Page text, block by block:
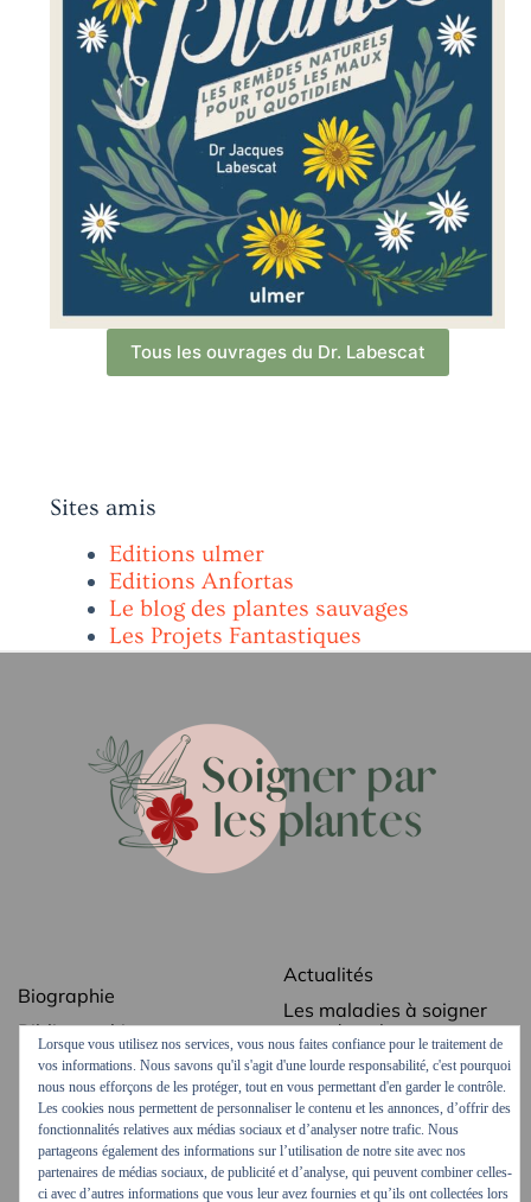
Tous les ouvrages du Dr. Labescat
Sites amis
Editions ulmer
Editions Anfortas
Le blog des plantes sauvages
Les Projets Fantastiques
Biographie
Bibliographie
Revue de presse
Contact
Mentions légales
Actualités
Les maladies à soigner
avec des plantes
Les secrets des plantes
médicinales
Ordonnances vertes
Podcasts et vidéos
Lorsque vous utilisez nos services, vous nous faites confiance pour le traitement de
vos informations. Nous savons qu'il s'agit d'une lourde responsabilité, c'est pourquoi
nous nous efforçons de les protéger, tout en vous permettant d'en garder le contrôle.
Les cookies nous permettent de personnaliser le contenu et les annonces, d’offrir des
fonctionnalités relatives aux médias sociaux et d’analyser notre trafic. Nous
partageons également des informations sur l’utilisation de notre site avec nos
partenaires de médias sociaux, de publicité et d’analyse, qui peuvent combiner celles-
ci avec d’autres informations que vous leur avez fournies et qu’ils ont collectées lors